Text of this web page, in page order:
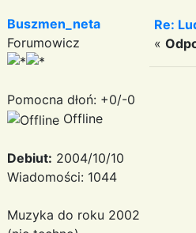
Buszmen_neta
Forumowicz
Pomocna dłoń: +0/-0
Offline
Debiut: 2004/10/10
Wiadomości: 1044
Muzyka do roku 2002
Re:
«